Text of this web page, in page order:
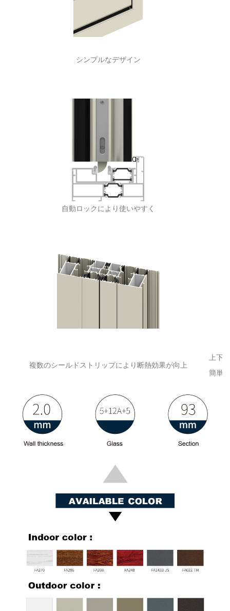
シンプルなデザイン
自動ロックにより使いやすく
複数のシールドストリップにより断熱効果が向上
上下
簡単